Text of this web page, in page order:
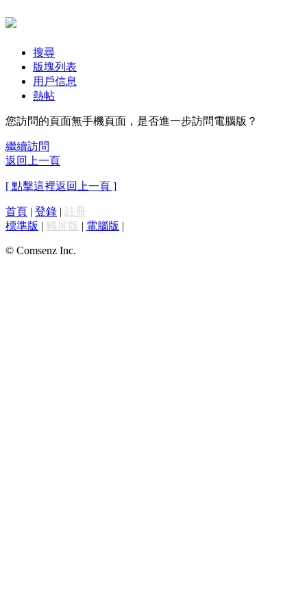
搜尋
版塊列表
用戶信息
熱帖
您訪問的頁面無手機頁面，是否進一步訪問電腦版？
繼續訪問
返回上一頁
[ 點擊這裡返回上一頁 ]
首頁 | 登錄 | 註冊
標準版 | 觸屏版 | 電腦版 |
© Comsenz Inc.